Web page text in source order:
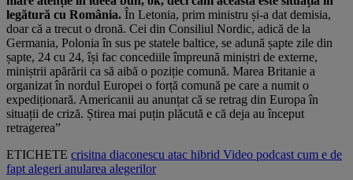
legătură cu România. În Letonia, prim ministru și-a dat demisia,
doar că a trecut o dronă. Cei din Consiliul Nordic, adică de la
Germania, Polonia în sus pe statele baltice, se adună șapte zile din
șapte, 24 cu 24, își fac concediile împreună miniștri de externe,
miniștrii apărării ca să aibă o poziție comună. Marea Britanie a
organizat în nordul Europei o forță comună pe care a numit o
expediționară. Americanii au anunțat că se retrag din Europa în
situații de criză. Știrea mai puțin plăcută e că deja au început
retragerea”
ETICHETE crisitna diaconescu atac hibrid Video podcast cum e de
fapt alegeri anularea alegerilor